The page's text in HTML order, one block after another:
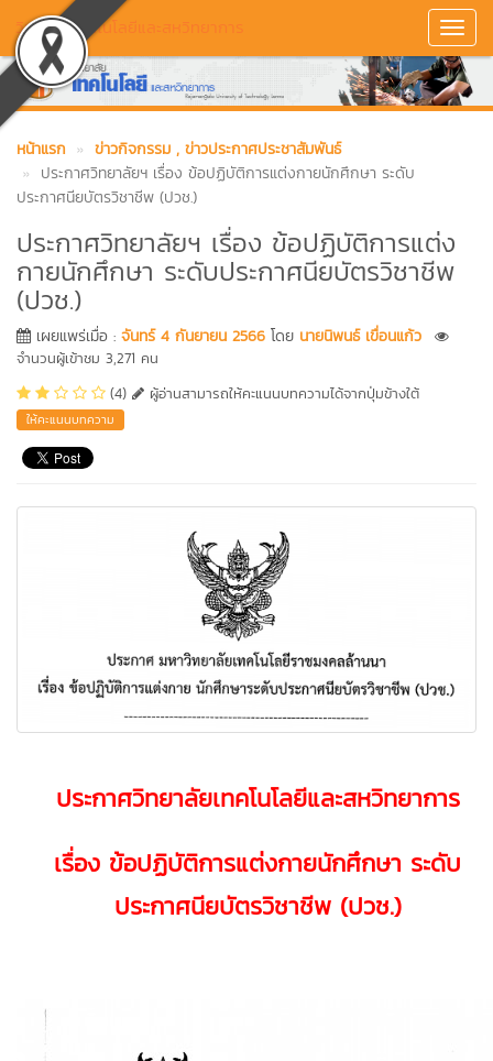
วิทยาลัยเทคโนโลยีและสหวิทยาการ
หน้าแรก ข่าวกิจกรรม , ข่าวประกาศประชาสัมพันธ์
ประกาศวิทยาลัยฯ เรื่อง ข้อปฏิบัติการแต่งกายนักศึกษา ระดับ
ประกาศนียบัตรวิชาชีพ (ปวช.)
ประกาศวิทยาลัยฯ เรื่อง ข้อปฏิบัติการแต่ง
กายนักศึกษา ระดับประกาศนียบัตรวิชาชีพ
(ปวช.)
เผยแพร่เมื่อ : จันทร์ 4 กันยายน 2566 โดย นายนิพนธ์ เขื่อนแก้ว
จำนวนผู้เข้าชม 3,271 คน
(4)
ผู้อ่านสามารถให้คะแนนบทความได้จากปุ่มข้างใต้
ให้คะแนนบทความ
ประกาศวิทยาลัยเทคโนโลยีและสหวิทยาการ
เรื่อง ข้อปฏิบัติการแต่งกายนักศึกษา ระดับ
ประกาศนียบัตรวิชาชีพ (ปวช.)